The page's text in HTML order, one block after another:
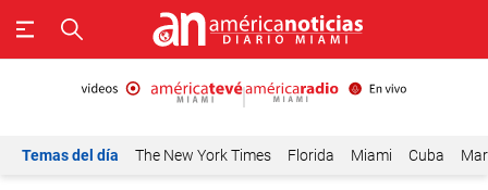
Temas del día The New York Times Florida Miami Cuba